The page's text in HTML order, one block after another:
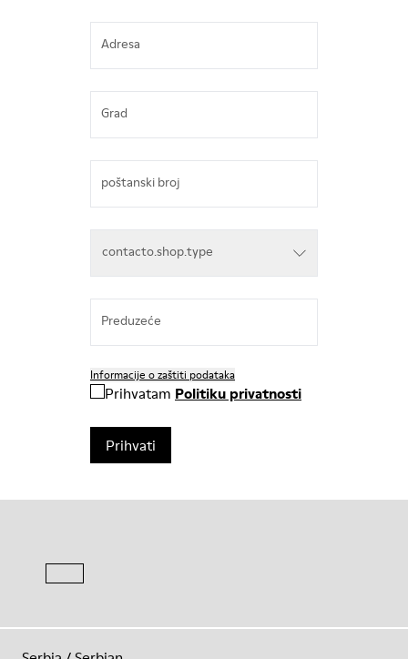
Adresa
Grad
poštanski broj
contacto.shop.type
contacto.shop.type
Preduzeće
Informacije o zaštiti podataka
Prihvatam Politiku privatnosti
Prihvati